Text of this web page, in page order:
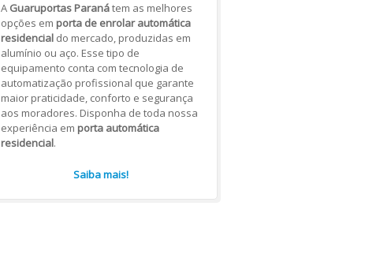
A Guaruportas Paranátem as melhores
opções em porta de enrolar automática
residencialdo mercado, produzidas em
alumínio ou aço. Esse tipo de
equipamento conta com tecnologia de
automatização profissional que garante
maior praticidade, conforto e segurança
aos moradores. Disponha de toda nossa
experiência em porta automática
residencial.
Saiba mais!